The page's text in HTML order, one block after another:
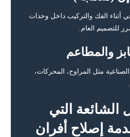
أثناء الفك والتركيب داخل وحدات
للتصميم العام.
مثل المراوح، المحركات،
الشائعة التي
دمة إصلاح أفران